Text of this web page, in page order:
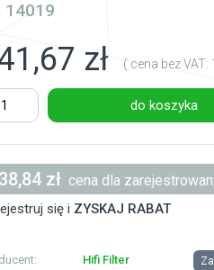
14019
zł ( cena bez VAT:
do koszyka
zł cena dla
się i ZYSKAJ RABAT
Hifi Filter